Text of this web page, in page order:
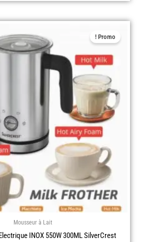
Promo !
Mousseur à Lait
INOX 550W 300ML SilverCrest
prix